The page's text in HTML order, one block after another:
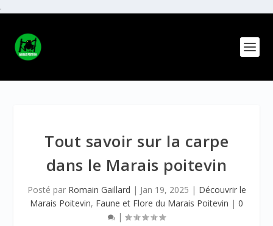
.
Tout savoir sur la carpe
dans le Marais poitevin
Posté par Romain Gaillard | Jan 19, 2025 | Découvrir le
Marais Poitevin, Faune et Flore du Marais Poitevin | 0
|